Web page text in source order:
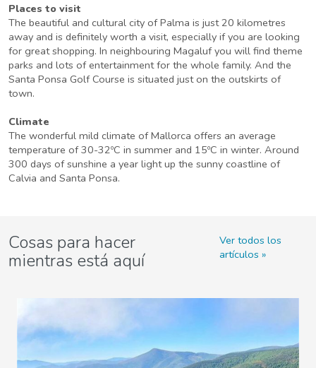
Places to visit
The beautiful and cultural city of Palma is just 20 kilometres
away and is definitely worth a visit, especially if you are looking
for great shopping. In neighbouring Magaluf you will find theme
parks and lots of entertainment for the whole family. And the
Santa Ponsa Golf Course is situated just on the outskirts of
town.
Climate
The wonderful mild climate of Mallorca offers an average
temperature of 30-32ºC in summer and 15ºC in winter. Around
300 days of sunshine a year light up the sunny coastline of
Calvia and Santa Ponsa.
Cosas para hacer
mientras está aquí
Ver todos los
artículos